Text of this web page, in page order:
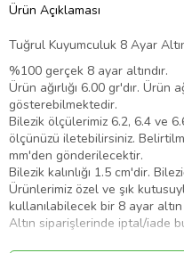
Ürün Açıklaması
Tuğrul Kuyumculuk 8 Ayar
%100 gerçek 8 ayar altındır.
Ürün ağırlığı 6.00 gr'dır. Ürün
gösterebilmektedir.
Bilezik ölçülerimiz 6.2, 6.4 ve
ölçünüzü iletebilirsiniz.
mm'den gönderilecektir.
Bilezik kalınlığı 1.5 cm'dir.
Ürünlerimiz özel ve şık
kullanılabilecek bir 8 ayar
Altın siparişlerinde iptal/iade
Ürün Kodu:kcm51754217